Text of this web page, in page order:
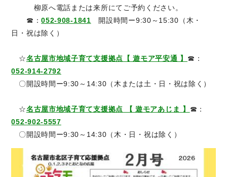
柳原へ電話または来所にてご予約ください。
☎：052-908-1841 開設時間ー9:30～15:30（木・
日・祝は除く）
☆名古屋市地域子育て支援拠点【 遊モア平安通 】 ☎：
052-914-2792
〇開設時間ー9:30～14:30（木または土・日・祝は除く）
☆名古屋市地域子育て支援拠点 【 遊モアあじま 】 ☎：
052-902-5557
〇開設時間ー9:30～14:30（木・日・祝は除く）